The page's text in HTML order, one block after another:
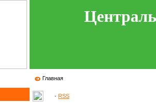
Главная
· RSS